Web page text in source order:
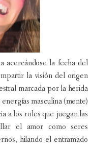
acercándose la fecha del
la visión del origen
marcada por la herida
masculina (mente)
a los roles que juegan las
el amor como seres
hilando el entramado